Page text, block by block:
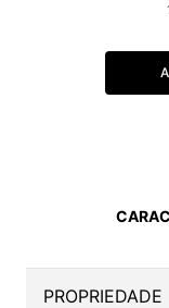
PROPRIEDADE